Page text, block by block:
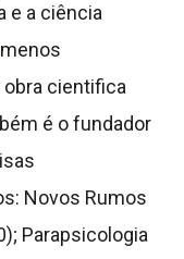
e a ciência
cientifica
é o fundador
Novos Rumos
Parapsicologia